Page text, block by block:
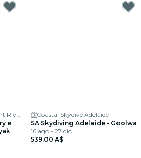
Adventure Kayaking SA| Port River Dolphins
e
Coastal Skydive Adelaide
SA Skydiving Adelaide - Goolwa
16 ago - 27 dic
539,00 A$